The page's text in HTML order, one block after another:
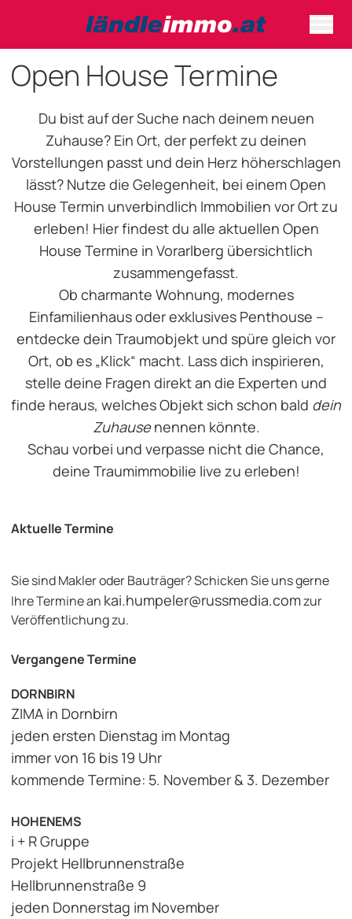
Open House Termine
Du bist auf der Suche nach deinem neuen
Zuhause? Ein Ort, der perfekt zu deinen
Vorstellungen passt und dein Herz höherschlagen
lässt? Nutze die Gelegenheit, bei einem Open
House Termin unverbindlich Immobilien vor Ort zu
erleben! Hier findest du alle aktuellen Open
House Termine in Vorarlberg übersichtlich
zusammengefasst.
Ob charmante Wohnung, modernes
Einfamilienhaus oder exklusives Penthouse –
entdecke dein Traumobjekt und spüre gleich vor
Ort, ob es „Klick“ macht. Lass dich inspirieren,
stelle deine Fragen direkt an die Experten und
finde heraus, welches Objekt sich schon bald dein
Zuhausenennen könnte.
Schau vorbei und verpasse nicht die Chance,
deine Traumimmobilie live zu erleben!
Aktuelle Termine
Sie sind Makler oder Bauträger? Schicken Sie uns gerne
Ihre Termine an kai.humpeler@russmedia.comzur
Veröffentlichung zu.
Vergangene Termine
DORNBIRN
ZIMA in Dornbirn
jeden ersten Dienstag im Montag
immer von 16 bis 19 Uhr
kommende Termine: 5. November & 3. Dezember
HOHENEMS
i + R Gruppe
Projekt Hellbrunnenstraße
Hellbrunnenstraße 9
jeden Donnerstag im November